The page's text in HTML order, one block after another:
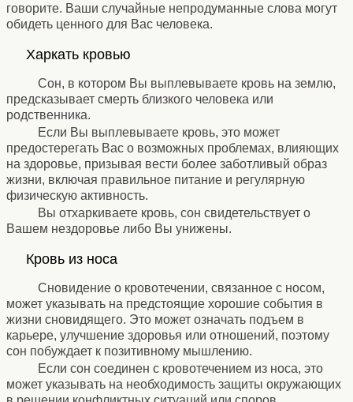
говорите. Ваши случайные непродуманные слова могут
обидеть ценного для Вас человека.
Харкать кровью
Сон, в котором Вы выплевываете кровь на землю,
предсказывает смерть близкого человека или
родственника.
Если Вы выплевываете кровь, это может
предостерегать Вас о возможных проблемах, влияющих
на здоровье, призывая вести более заботливый образ
жизни, включая правильное питание и регулярную
физическую активность.
Вы отхаркиваете кровь, сон свидетельствует о
Вашем нездоровье либо Вы унижены.
Кровь из носа
Сновидение о кровотечении, связанное с носом,
может указывать на предстоящие хорошие события в
жизни сновидящего. Это может означать подъем в
карьере, улучшение здоровья или отношений, поэтому
сон побуждает к позитивному мышлению.
Если сон соединен с кровотечением из носа, это
может указывать на необходимость защиты окружающих